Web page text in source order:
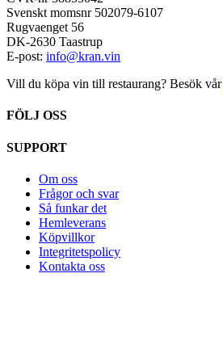
Svenskt momsnr 502079-6107
Rugvaenget 56
DK-2630 Taastrup
E-post: info@kran.vin
Vill du köpa vin till restaurang? Besök vår
FÖLJ OSS
SUPPORT
Om oss
Frågor och svar
Så funkar det
Hemleverans
Köpvillkor
Integritetspolicy
Kontakta oss